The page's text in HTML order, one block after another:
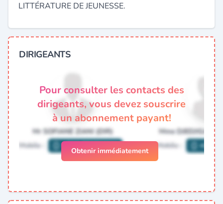
LITTÉRATURE DE JEUNESSE.
DIRIGEANTS
Pour consulter les contacts des
dirigeants, vous devez souscrire
à un abonnement payant!
Obtenir immédiatement